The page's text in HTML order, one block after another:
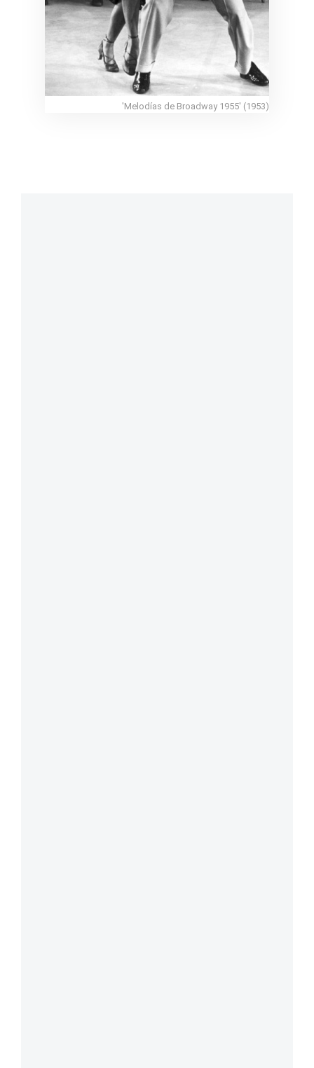
'Melodías de Broadway 1955' (1953)